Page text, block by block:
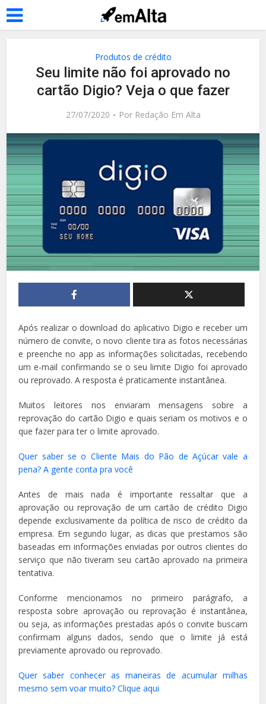
Produtos de crédito
Seu limite não foi aprovado no
cartão Digio? Veja o que fazer
27/07/2020 Por Redação Em Alta
Após realizar o download do aplicativo Digio e receber um
número de convite, o novo cliente tira as fotos necessárias
e preenche no app as informações solicitadas, recebendo
um e-mail confirmando se o seu limite Digio foi aprovado
ou reprovado. A resposta é praticamente instantânea.
Muitos leitores nos enviaram mensagens sobre a
reprovação do cartão Digio e quais seriam os motivos e o
que fazer para ter o limite aprovado.
Quer saber se o Cliente Mais do Pão de Açúcar vale a
pena? A gente conta pra você
Antes de mais nada é importante ressaltar que a
aprovação ou reprovação de um cartão de crédito Digio
depende exclusivamente da política de risco de crédito da
empresa. Em segundo lugar, as dicas que prestamos são
baseadas em informações enviadas por outros clientes do
serviço que não tiveram seu cartão aprovado na primeira
tentativa.
Conforme mencionamos no primeiro parágrafo, a
resposta sobre aprovação ou reprovação é instantânea,
ou seja, as informações prestadas após o convite buscam
confirmam alguns dados, sendo que o limite já está
previamente aprovado ou reprovado.
Quer saber conhecer as maneiras de acumular milhas
mesmo sem voar muito? Clique aqui